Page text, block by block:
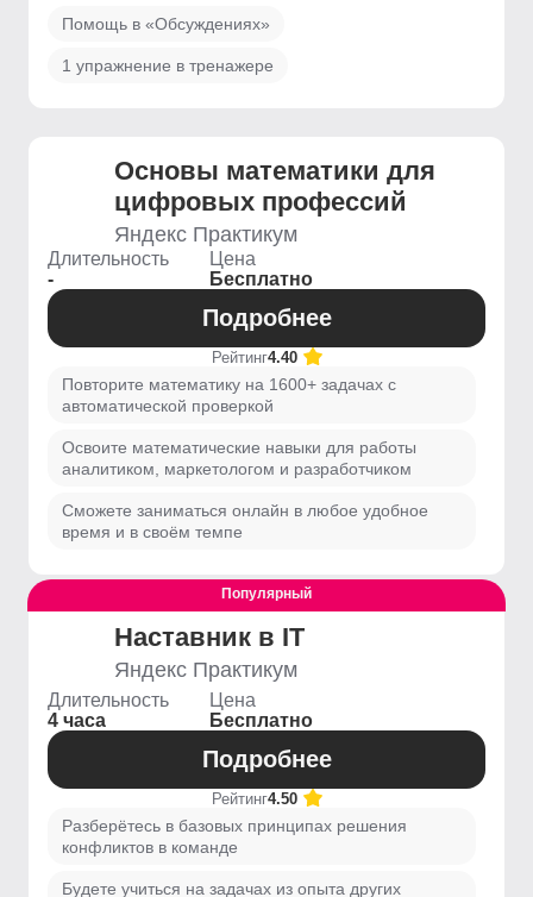
Помощь в «Обсуждениях»
1 упражнение в тренажере
Основы математики для
цифровых профессий
Яндекс Практикум
Длительность
-
Цена
Бесплатно
Подробнее
Рейтинг4.40
Повторите математику на 1600+ задачах с
автоматической проверкой
Освоите математические навыки для работы
аналитиком, маркетологом и разработчиком
Сможете заниматься онлайн в любое удобное
время и в своём темпе
Популярный
Наставник в IT
Яндекс Практикум
Длительность
4 часа
Цена
Бесплатно
Подробнее
Рейтинг4.50
Разберётесь в базовых принципах решения
конфликтов в команде
Будете учиться на задачах из опыта других